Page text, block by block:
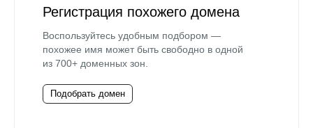
Регистрация похожего домена
Воспользуйтесь удобным подбором —
похожее имя может быть свободно в одной
из 700+ доменных зон.
Подобрать домен